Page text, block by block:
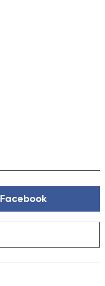
Facebook